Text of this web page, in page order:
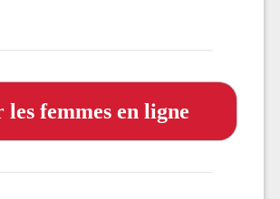
les femmes en ligne